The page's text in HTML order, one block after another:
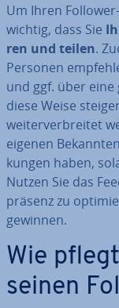
Um Ihren
wichtig, dass Sie
ren und teilen.
Personen
und ggf. über
diese Weise
wei­ter­ver­brei­tet
eigenen
kun­gen haben,
Nutzen Sie das
prä­senz zu
gewinnen.
Wie
seinen